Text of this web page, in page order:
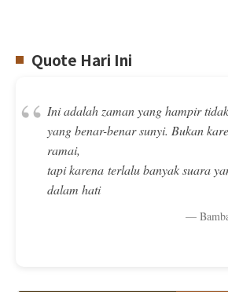
Quote Hari Ini
“ Ini adalah zaman yang hampir
yang benar-benar sunyi. Bukan
ramai,
tapi karena terlalu banyak suara
dalam hati
—